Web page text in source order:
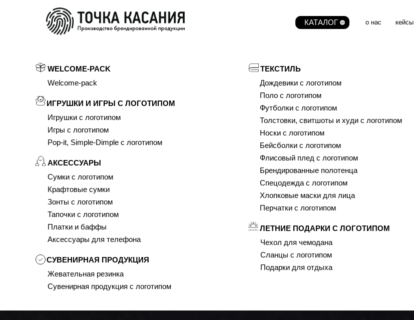
КАТАЛОГ о нас кейсы
WELCOME-PACK
ИГРУШКИ И ИГРЫ С ЛОГОТИПОМ
АКСЕССУАРЫ
СУВЕНИРНАЯ ПРОДУКЦИЯ
Welcome-pack
Pop-it, Simple-Dimple с логотипом
Игры с логотипом
Игрушки с логотипом
Аксессуары для телефона
Платки и баффы
Тапочки с логотипом
Зонты с логотипом
Крафтовые сумки
Сумки с логотипом
Сувенирная продукция с логотипом
Жевательная резинка
ТЕКСТИЛЬ
ЛЕТНИЕ ПОДАРКИ С ЛОГОТИПОМ
Перчатки с логотипом
Хлопковые маски для лица
Спецодежда с логотипом
Брендированные полотенца
Флисовый плед с логотипом
Бейсболки с логотипом
Футболки с логотипом
Толстовки, свитшоты и худи с логотипом
Поло с логотипом
Носки с логотипом
Дождевики с логотипом
Подарки для отдыха
Чехол для чемодана
Сланцы с логотипом